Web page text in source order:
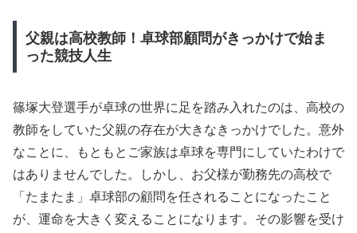
父親は高校教師！卓球部顧問がきっかけで始ま
った競技人生
篠塚大登選手が卓球の世界に足を踏み入れたのは、高校の
教師をしていた父親の存在が大きなきっかけでした。意外
なことに、もともとご家族は卓球を専門にしていたわけで
はありませんでした。しかし、お父様が勤務先の高校で
「たまたま」卓球部の顧問を任されることになったこと
が、運命を大きく変えることになります。その影響を受け